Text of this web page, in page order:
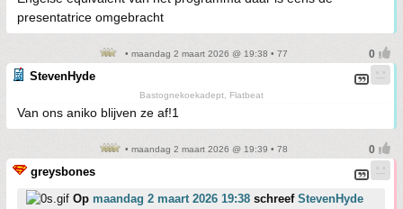
presentatrice omgebracht
• maandag 2 maart 2026 @ 19:38 • 77
StevenHyde
Bastognekoekadept, Flatbeat
Van ons aniko blijven ze af!1
• maandag 2 maart 2026 @ 19:39 • 78
greysbones
Op maandag 2 maart 2026 19:38 schreef StevenHyde